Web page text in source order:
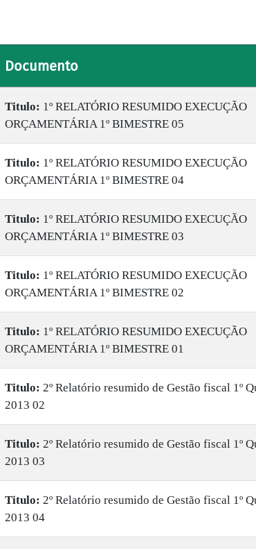
Documento
Titulo: 1º RELATÓRIO RESUMIDO EXECUÇÃO
ORÇAMENTÁRIA 1º BIMESTRE 05
Titulo: 1º RELATÓRIO RESUMIDO EXECUÇÃO
ORÇAMENTÁRIA 1º BIMESTRE 04
Titulo: 1º RELATÓRIO RESUMIDO EXECUÇÃO
ORÇAMENTÁRIA 1º BIMESTRE 03
Titulo: 1º RELATÓRIO RESUMIDO EXECUÇÃO
ORÇAMENTÁRIA 1º BIMESTRE 02
Titulo: 1º RELATÓRIO RESUMIDO EXECUÇÃO
ORÇAMENTÁRIA 1º BIMESTRE 01
Titulo: 2º Relatório resumido de Gestão fiscal 1º
2013 02
Titulo: 2º Relatório resumido de Gestão fiscal 1º
2013 03
Titulo: 2º Relatório resumido de Gestão fiscal 1º
2013 04